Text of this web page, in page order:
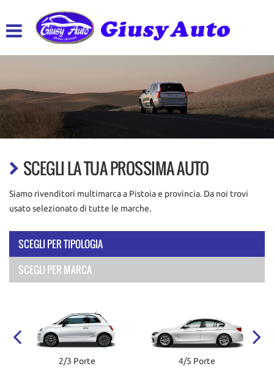
LISTA VEICOLI
ACQUISTIAMO USATO
ASSISTENZA
CONTATTI
SCEGLI LA TUA PROSSIMA AUTO
Siamo rivenditori multimarca a Pistoia e provincia. Da noi trovi
usato selezionato di tutte le marche.
SCEGLI PER TIPOLOGIA
SCEGLI PER MARCA
2/3 Porte 4/5 Porte